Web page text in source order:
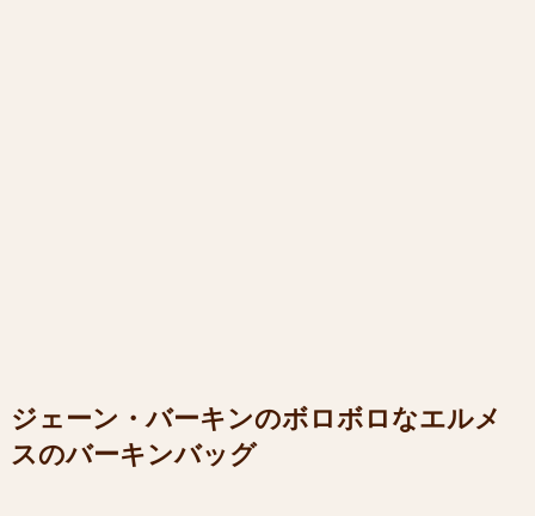
ジェーン・バーキンのボロボロなエルメ
スのバーキンバッグ